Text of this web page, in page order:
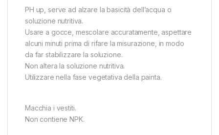
PH up, serve ad alzare la basicità dell’acqua o
soluzione nutritiva.
Usare a gocce, mescolare accuratamente, aspettare
alcuni minuti prima di rifare la misurazione, in modo
da far stabilizzare la soluzione.
Non altera la soluzione nutritiva.
Utilizzare nella fase vegetativa della painta.
Macchia i vestiti.
Non contiene NPK.